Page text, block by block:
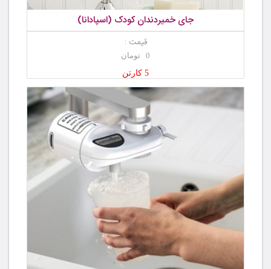
جای خمیردندان کودک (اسپادانا)
قیمت :
0 تومان
5 کارتن